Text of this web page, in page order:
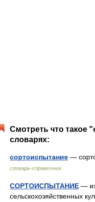
Смотреть что такое
словарях:
сортоиспытание —
словарь-справочник
СОРТОИСПЫТАНИЕ —
сельскохозяйственных